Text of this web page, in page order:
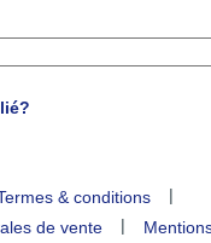
& conditions
|
de vente
|